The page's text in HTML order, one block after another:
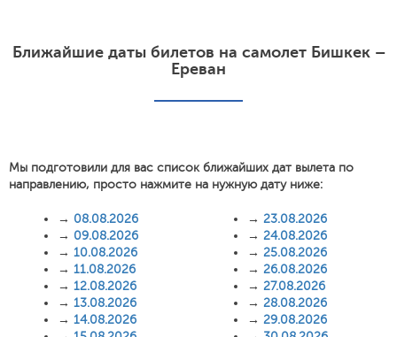
Ближайшие даты билетов на самолет Бишкек –
Ереван
Мы подготовили для вас список ближайших дат вылета по
направлению, просто нажмите на нужную дату ниже:
→ 08.08.2026
→ 09.08.2026
→ 10.08.2026
→ 11.08.2026
→ 12.08.2026
→ 13.08.2026
→ 14.08.2026
→ 23.08.2026
→ 24.08.2026
→ 25.08.2026
→ 26.08.2026
→ 27.08.2026
→ 28.08.2026
→ 29.08.2026